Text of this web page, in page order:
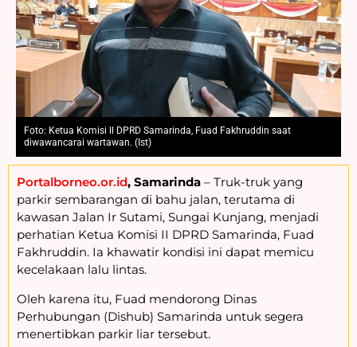
Foto: Ketua Komisi ll DPRD Samarinda, Fuad Fakhruddin saat
diwawancarai wartawan. (Ist)
Portalborneo.or.id, Samarinda – Truk-truk yang
parkir sembarangan di bahu jalan, terutama di
kawasan Jalan Ir Sutami, Sungai Kunjang, menjadi
perhatian Ketua Komisi II DPRD Samarinda, Fuad
Fakhruddin. Ia khawatir kondisi ini dapat memicu
kecelakaan lalu lintas.
Oleh karena itu, Fuad mendorong Dinas
Perhubungan (Dishub) Samarinda untuk segera
menertibkan parkir liar tersebut.